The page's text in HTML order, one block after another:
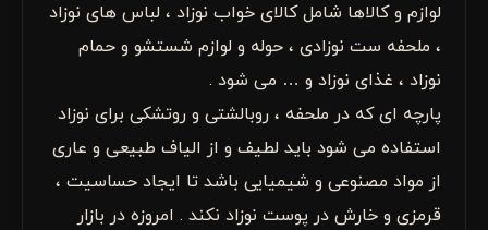
لوازم و کالاها شامل کالای خواب نوزاد ، لباس های نوزاد
، ملحفه ست نوزادی ، حوله و لوازم شستشو و حمام
نوزاد ، غذای نوزاد و … می شود .
پارچه ای که در ملحفه ، روبالشتی و روتشکی برای نوزاد
استفاده می شود باید لطیف و از الیاف طبیعی و عاری
از مواد مصنوعی و شیمیایی باشد تا ایجاد حساسیت ،
قرمزی و خارش در پوست نوزاد نکند . امروزه در بازار